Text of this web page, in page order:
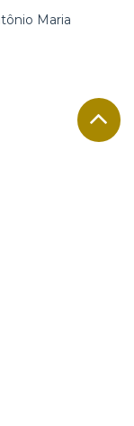
Maria